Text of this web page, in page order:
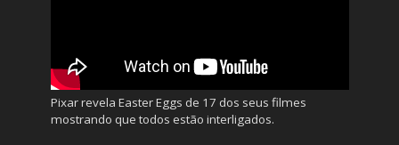
Pixar revela Easter Eggs de 17 dos seus filmes
mostrando que todos estão interligados.